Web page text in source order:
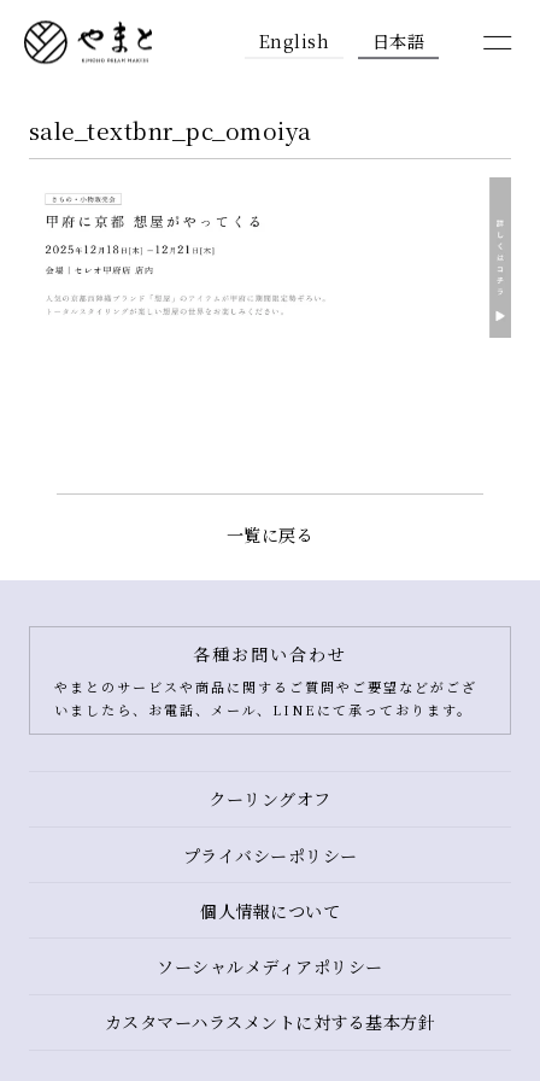
English 日本語
sale_textbnr_pc_omoiya
一覧に戻る
各種お問い合わせ
やまとのサービスや商品に関するご質問やご要望などがござ
いましたら、お電話、メール、LINEにて承っております。
クーリングオフ
プライバシーポリシー
個人情報について
ソーシャルメディアポリシー
カスタマーハラスメントに対する基本方針